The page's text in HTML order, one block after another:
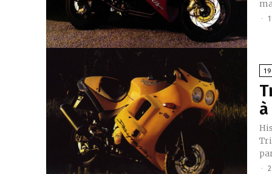
-
-